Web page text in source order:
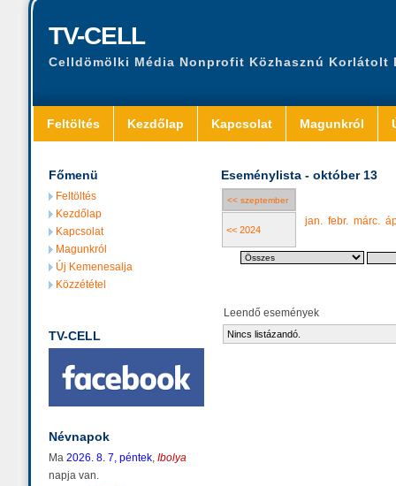
TV-CELL
Celldömölki Média Nonprofit Közhasznú Korlátolt
Feltöltés Kezdőlap Kapcsolat Magunkról
Főmenü
Feltöltés
Kezdőlap
Kapcsolat
Magunkról
Új Kemenesalja
Közzététel
TV-CELL
Névnapok
Ma 2026. 8. 7, péntek, Ibolya
napja van.
Eseménylista - október 13
<< szeptember
<< 2024
jan. febr. márc.
Leendő események
Nincs listázandó.